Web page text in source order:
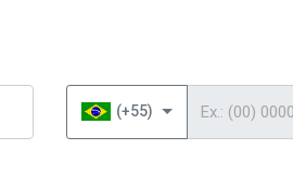
(+55)